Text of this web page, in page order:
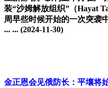
装“沙姆解放组织”（Hayat
周早些时候开始的一次突袭
... ... (2024-11-30)
金正恩会见俄防长：平壤将